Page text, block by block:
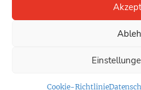
Cookie-Richtlinie